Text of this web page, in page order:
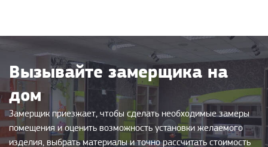
Вызывайте замерщика на
дом
Замерщик приезжает, чтобы сделать необходимые замеры
помещения и оценить возможность установки желаемого
изделия, выбрать материалы и точно рассчитать стоимость